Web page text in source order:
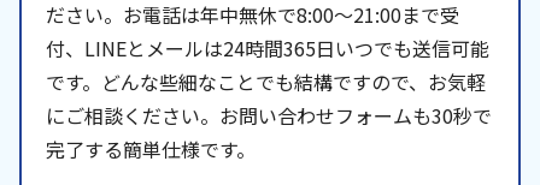
ださい。お電話は年中無休で8:00〜21:00まで受
付、LINEとメールは24時間365日いつでも送信可能
です。どんな些細なことでも結構ですので、お気軽
にご相談ください。お問い合わせフォームも30秒で
完了する簡単仕様です。